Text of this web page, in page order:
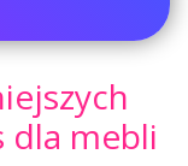
dla mebli